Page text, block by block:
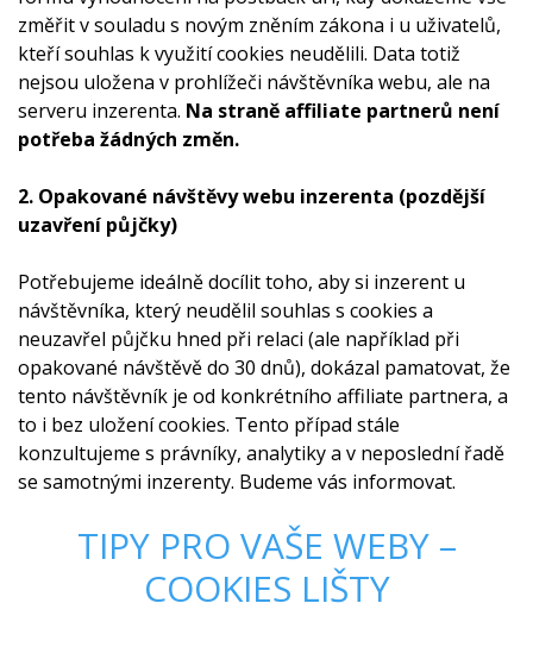
změřit v souladu s novým zněním zákona i u uživatelů,
kteří souhlas k využití cookies neudělili. Data totiž
nejsou uložena v prohlížeči návštěvníka webu, ale na
serveru inzerenta. Na straně affiliate partnerů není
potřeba žádných změn.
2. Opakované návštěvy webu inzerenta (pozdější
uzavření půjčky)
Potřebujeme ideálně docílit toho, aby si inzerent u
návštěvníka, který neudělil souhlas s cookies a
neuzavřel půjčku hned při relaci (ale například při
opakované návštěvě do 30 dnů), dokázal pamatovat, že
tento návštěvník je od konkrétního affiliate partnera, a
to i bez uložení cookies. Tento případ stále
konzultujeme s právníky, analytiky a v neposlední řadě
se samotnými inzerenty. Budeme vás informovat.
TIPY PRO VAŠE WEBY –
COOKIES LIŠTY